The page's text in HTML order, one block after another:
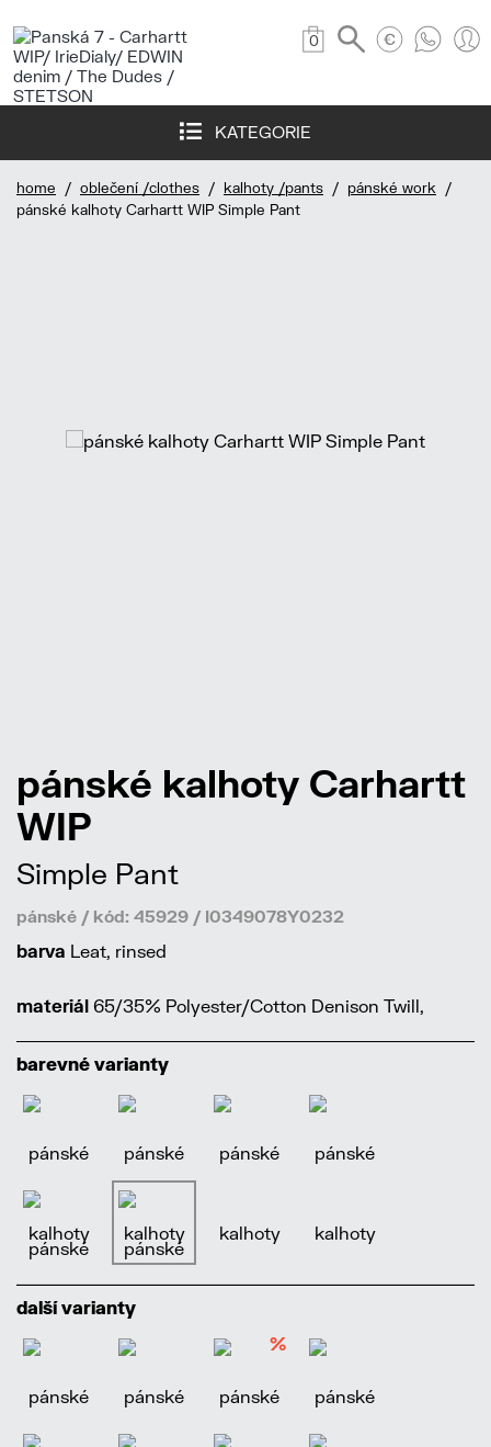
0
KATEGORIE
home / oblečení /clothes / kalhoty /pants / pánské work /
pánské kalhoty Carhartt WIP Simple Pant
pánské kalhoty Carhartt
WIP
Simple Pant
pánské / kód: 45929 / I0349078Y0232
barva Leat, rinsed
materiál 65/35% Polyester/Cotton Denison Twill,
barevné varianty
další varianty
%